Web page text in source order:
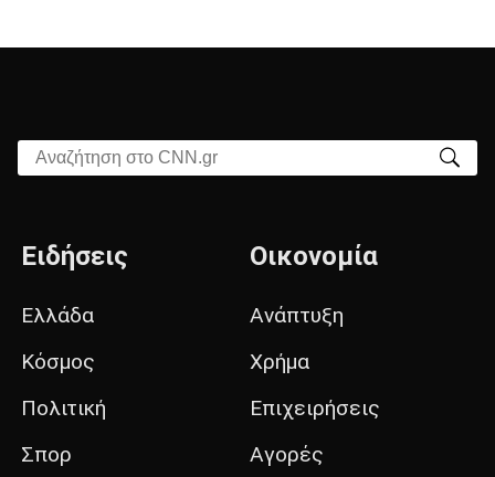
Αναζήτηση στο CNN.gr
Ειδήσεις
Ελλάδα
Κόσμος
Πολιτική
Σπορ
Οικονομία
Ανάπτυξη
Χρήμα
Επιχειρήσεις
Αγορές